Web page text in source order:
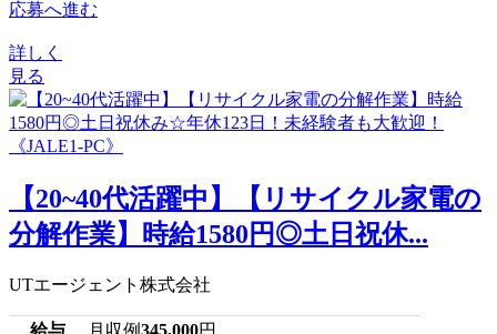
応募へ進む
詳しく
見る
【20~40代活躍中】【リサイクル家電の
分解作業】時給1580円◎土日祝休...
UTエージェント株式会社